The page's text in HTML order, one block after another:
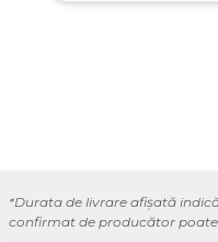
*Durata de livrare afișată
confirmat de producător poate